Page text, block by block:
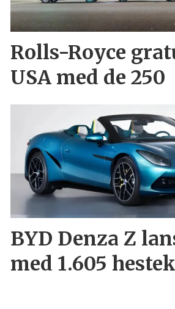
Rolls-Royce
USA med de 250
BYD Denza Z
med 1.605